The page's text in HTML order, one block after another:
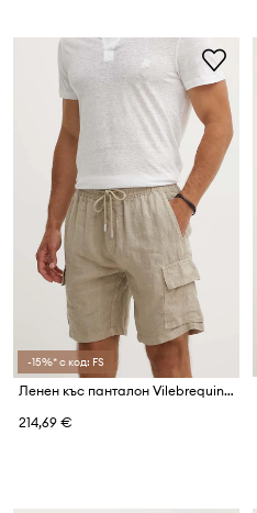
-15%* с код: FS
Ленен къс панталон Vilebrequin BAIE
214,69 €